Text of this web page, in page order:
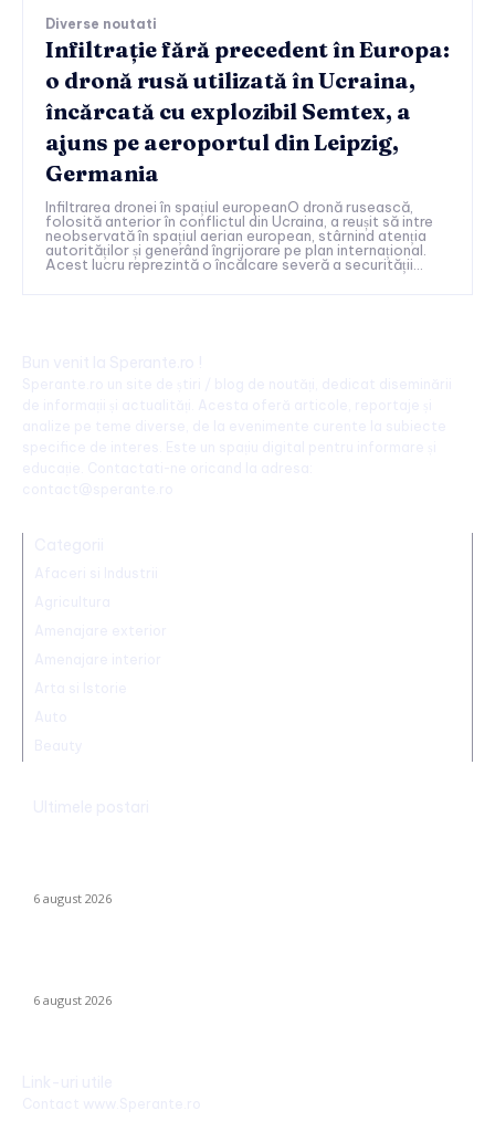
Diverse noutati
Infiltrație fără precedent în Europa:
o dronă rusă utilizată în Ucraina,
încărcată cu explozibil Semtex, a
ajuns pe aeroportul din Leipzig,
Germania
Infiltrarea dronei în spațiul europeanO dronă rusească,
folosită anterior în conflictul din Ucraina, a reușit să intre
neobservată în spațiul aerian european, stârnind atenția
autorităților și generând îngrijorare pe plan internațional.
Acest lucru reprezintă o încălcare severă a securității...
6 august 2026
6 august 2026